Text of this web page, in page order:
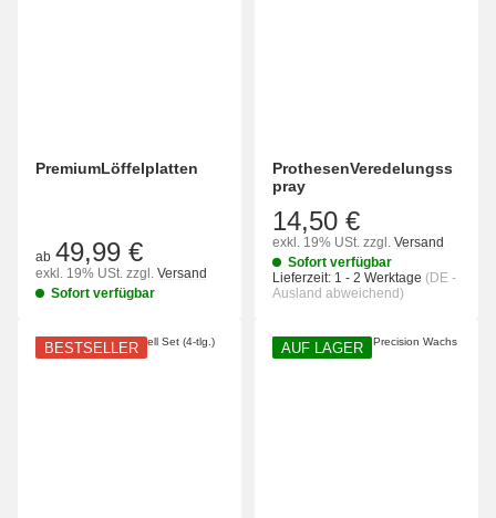
PremiumLöffelplatten
ab 49,99 €
exkl. 19% USt. zzgl. Versand
Sofort verfügbar
ProthesenVeredelungss
pray
14,50 €
exkl. 19% USt. zzgl. Versand
Sofort verfügbar
Lieferzeit: 1 - 2 Werktage (DE -
Ausland abweichend)
BESTSELLER AUF LAGER